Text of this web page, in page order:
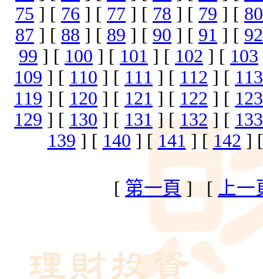
75 ] [ 76 ] [ 77 ] [ 78 ] [ 79 ] [ 80
87 ] [ 88 ] [ 89 ] [ 90 ] [ 91 ] [ 92
99 ] [ 100 ] [ 101 ] [ 102 ] [ 103
109 ] [ 110 ] [ 111 ] [ 112 ] [ 113
119 ] [ 120 ] [ 121 ] [ 122 ] [ 123
129 ] [ 130 ] [ 131] [132] [ 133
139 ] [ 140 ] [ 141] [ 142 ]
[ 第一頁] [ 上一